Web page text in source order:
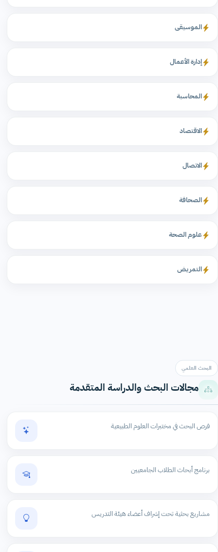
الموسيقى
إدارة الأعمال
المحاسبة
الاقتصاد
الاتصال
الصحافة
علوم الصحة
التمريض
البحث العلمي
مجالات البحث والدراسة المتقدمة
فرص البحث في مختبرات العلوم الطبيعية
برنامج أبحاث الطلاب الجامعيين
مشاريع بحثية تحت إشراف أعضاء هيئة التدريس